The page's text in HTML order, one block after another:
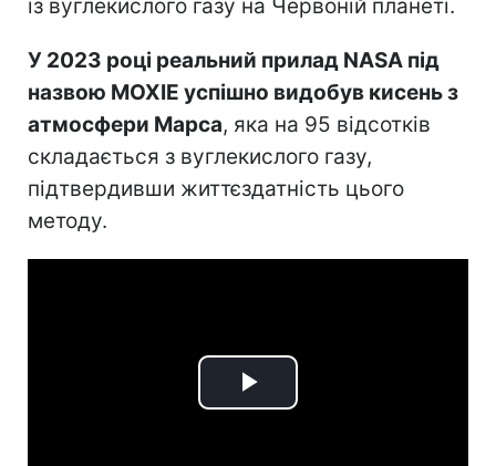
із вуглекислого газу на Червоній планеті.
У 2023 році реальний прилад NASA під
назвою MOXIE успішно видобув кисень з
атмосфери Марса, яка на 95 відсотків
складається з вуглекислого газу,
підтвердивши життєздатність цього
методу.
Play